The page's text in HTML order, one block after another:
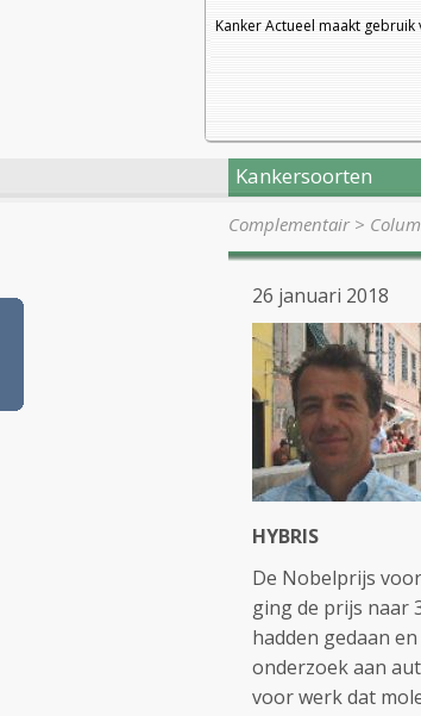
Kanker Actueel maakt
Kankersoorten
Complementair>
26 januari 2018
HYBRIS
De Nobelprijs
ging de prijs naar
hadden gedaan
onderzoek aan
voor werk dat